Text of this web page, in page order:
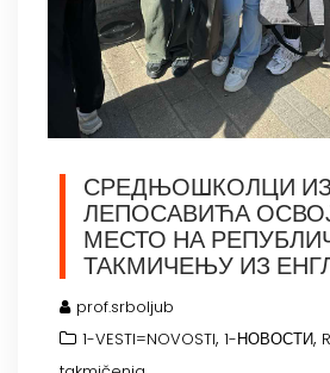
СРЕДЊОШКОЛЦИ ИЗ
ЛЕПОСАВИЋА
МЕСТО НА
ТАКМИЧЕЊУ ИЗ
prof.srboljub
1-VESTI=NOVOSTI, 1-НОВОСТИ,